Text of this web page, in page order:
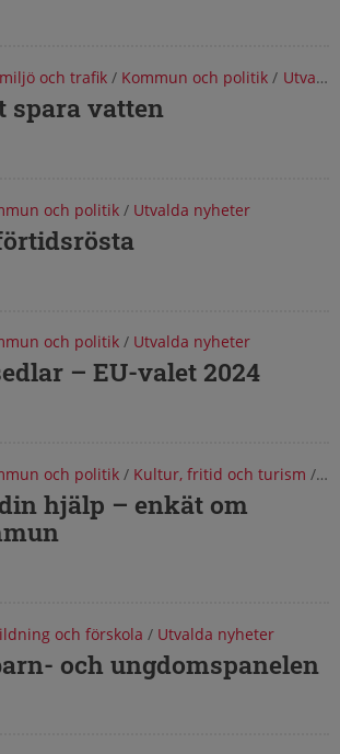
och trafik/ Kommun och politik / Utvalda nyheter
spara vatten
och politik/ Utvalda nyheter
och politik/ Utvalda nyheter
– EU-valet 2024
och politik/ Kultur, fritid och turism /
hjälp – enkät om
och förskola / Utvalda nyheter
och ungdomspanelen